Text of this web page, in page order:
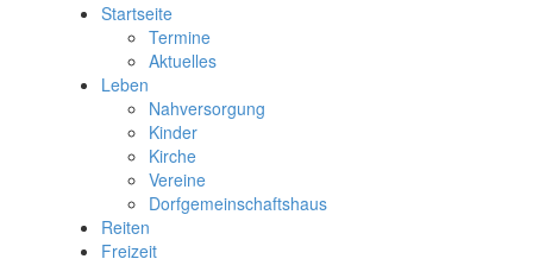
Startseite
Termine
Aktuelles
Leben
Nahversorgung
Kinder
Kirche
Vereine
Dorfgemeinschaftshaus
Reiten
Freizeit